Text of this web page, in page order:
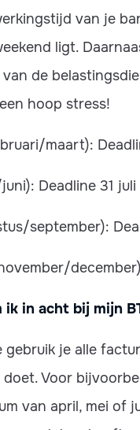
van je
ligt.
de
hoop stress!
maart):
Deadline 31
september):
ik in acht bij mijn
gebruik je alle
Voor
van april, mei of